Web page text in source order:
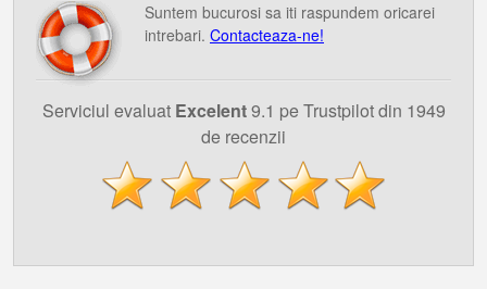
Suntem bucurosi sa iti raspundem oricarei
intrebari. Contacteaza-ne!
Serviciul evaluat Excelent9.1 pe Trustpilot din 1949
de recenzii